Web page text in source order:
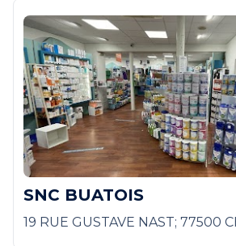
SNC BUATOIS
19 RUE GUSTAVE NAST; 77500